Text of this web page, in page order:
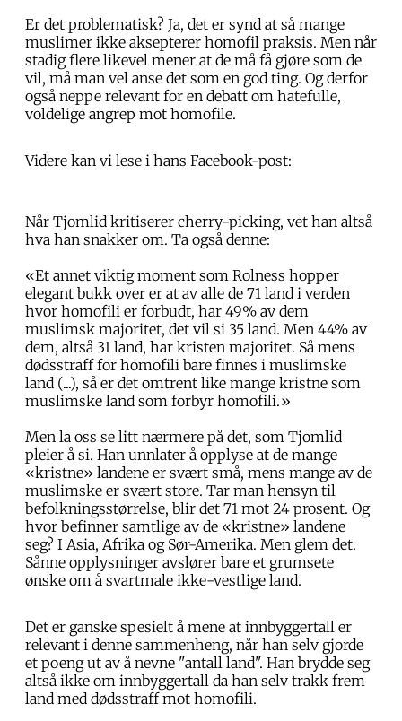
Er det problematisk? Ja, det er synd at så mange
muslimer ikke aksepterer homofil praksis. Men når
stadig flere likevel mener at de må få gjøre som de
vil, må man vel anse det som en god ting. Og derfor
også neppe relevant for en debatt om hatefulle,
voldelige angrep mot homofile.
Videre kan vi lese i hans Facebook-post:
Når Tjomlid kritiserer cherry-picking, vet han altså
hva han snakker om. Ta også denne:
«Et annet viktig moment som Rolness hopper
elegant bukk over er at av alle de 71 land i verden
hvor homofili er forbudt, har 49% av dem
muslimsk majoritet, det vil si 35 land. Men 44% av
dem, altså 31 land, har kristen majoritet. Så mens
dødsstraff for homofili bare finnes i muslimske
land (...), så er det omtrent like mange kristne som
muslimske land som forbyr homofili.»
Men la oss se litt nærmere på det, som Tjomlid
pleier å si. Han unnlater å opplyse at de mange
«kristne» landene er svært små, mens mange av de
muslimske er svært store. Tar man hensyn til
befolkningsstørrelse, blir det 71 mot 24 prosent. Og
hvor befinner samtlige av de «kristne» landene
seg? I Asia, Afrika og Sør-Amerika. Men glem det.
Sånne opplysninger avslører bare et grumsete
ønske om å svartmale ikke-vestlige land.
Det er ganske spesielt å mene at innbyggertall er
relevant i denne sammenheng, når han selv gjorde
et poeng ut av å nevne "antall land". Han brydde seg
altså ikke om innbyggertall da han selv trakk frem
land med dødsstraff mot homofili.